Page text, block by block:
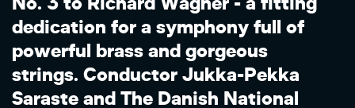
dedication for a symphony full of
powerful brass and gorgeous
strings. Conductor Jukka-Pekka
Saraste and The Danish National